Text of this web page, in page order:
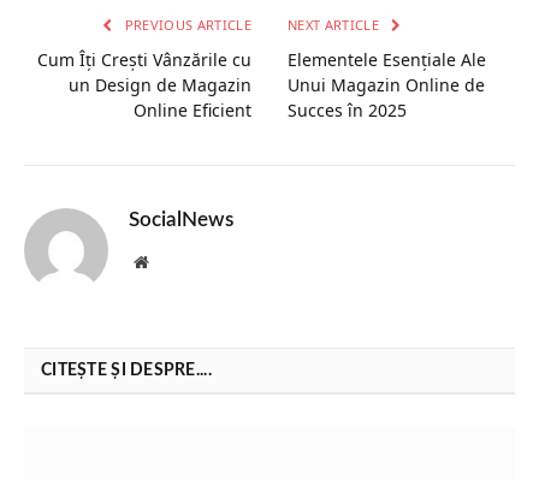
PREVIOUS ARTICLE
Cum Îți Crești Vânzările cu
un Design de Magazin
Online Eficient
NEXT ARTICLE
Elementele Esențiale Ale
Unui Magazin Online de
Succes în 2025
SocialNews
Website
CITEȘTE ȘI DESPRE....